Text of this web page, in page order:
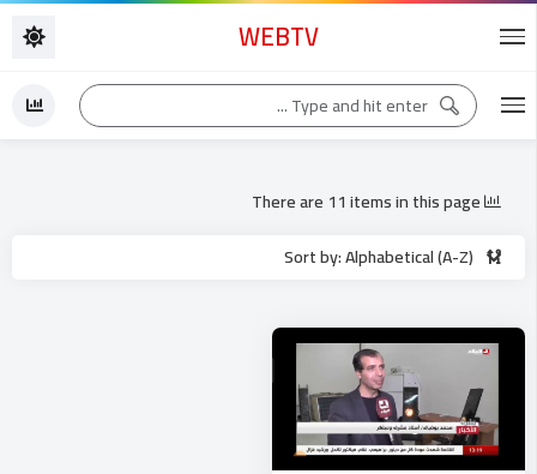
WEBTV
Sort by: Alphabetical (A-Z)
There are 11 items in this page